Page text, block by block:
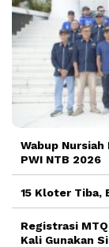
Wabup
PWI NTB 2026
15 Kloter Tiba,
Registrasi
Kali Gunakan